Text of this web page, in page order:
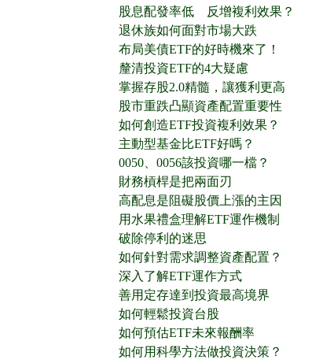
股息配發率低 反增複利效果？
退休族如何面對市場大跌
布局美債ETF的好時機來了！
釐清投資ETF的4大疑慮
掌握存股2.0精髓，讓獲利更高
股市重跌凸顯資產配置重要性
如何創造ETF投資複利效果？
主動型基金比ETF好嗎？
0050、0056該投資哪一檔？
財務槓桿是把兩面刃
高配息是阻礙股價上漲的主因
用水果禮盒理解ETF運作機制
破除停利的迷思
如何針對需求調整資產配置？
深入了解ETF運作方式
善用定存達到投資最高境界
如何輕鬆投資台股
如何預估ETF未來報酬率
如何用科學方法做投資決策？